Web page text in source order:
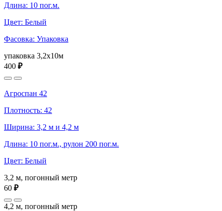
Длина: 10 пог.м.
Цвет: Белый
Фасовка: Упаковка
упаковка 3,2x10м
400 ₽
Агроспан 42
Плотность: 42
Ширина: 3,2 м и 4,2 м
Длина: 10 пог.м., рулон 200 пог.м.
Цвет: Белый
3,2 м, погонный метр
60 ₽
4,2 м, погонный метр